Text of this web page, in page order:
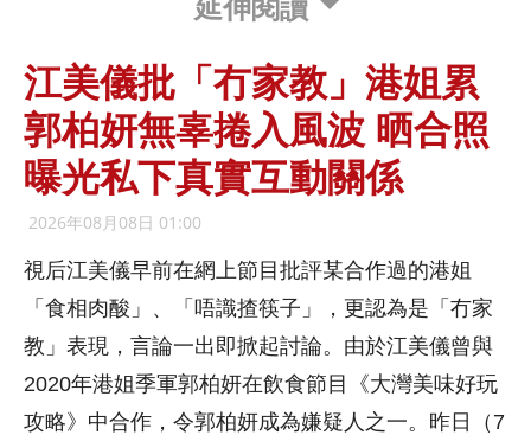
江美儀批「冇家教」港姐累
郭柏妍無辜捲入風波 晒合照
曝光私下真實互動關係
2026年08月08日 01:00
視后江美儀早前在網上節目批評某合作過的港姐
「食相肉酸」、「唔識揸筷子」，更認為是「冇家
教」表現，言論一出即掀起討論。由於江美儀曾與
2020年港姐季軍郭柏妍在飲食節目《大灣美味好玩
攻略》中合作，令郭柏妍成為嫌疑人之一。昨日（7